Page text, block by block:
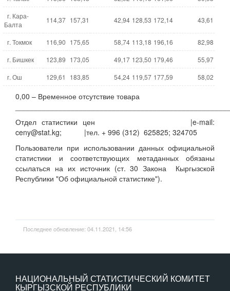
г. Кара-
Балта
114,37 157,31 42,94 128,53 172,14 43,61
г. Токмок 116,90 175,65 58,74 113,18 196,16
82,98
г. Бишкек
123,89 173,05 49,17 123,50 179,46
55,97
г. Ош
129,61 183,85 54,24 119,57 177,59 58,02
0,00 – Временное отсутствие товара
Отдел статистики цен |e-mail:
ceny@stat.kg; |тел. + 996 (312) 625825; 324705
Пользователи при использовании данных официальной
статистики и соответствующих метаданных обязаны
ссылаться на их источник (ст. 30 Закона Кыргызской
Республики "Об официальной статистике").
Последнее обновление: 04.11.2021, 14:56
НАЦИОНАЛЬНЫЙ СТАТИСТИЧЕСКИЙ КОМИТЕТ
КЫРГЫЗСКОЙ РЕСПУБЛИКИ